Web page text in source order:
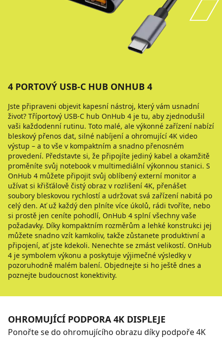
4 PORTOVÝ USB-C HUB ONHUB 4
Jste připraveni objevit kapesní nástroj, který vám usnadní
život? Tříportový USB-C hub OnHub 4 je tu, aby zjednodušil
vaši každodenní rutinu. Toto malé, ale výkonné zařízení nabízí
bleskový přenos dat, silné nabíjení a ohromující 4K video
výstup – a to vše v kompaktním a snadno přenosném
provedení. Představte si, že připojíte jediný kabel a okamžitě
proměníte svůj notebook v multimediální výkonnou stanici. S
OnHub 4 můžete připojit svůj oblíbený externí monitor a
užívat si křišťálově čistý obraz v rozlišení 4K, přenášet
soubory bleskovou rychlostí a udržovat svá zařízení nabitá po
celý den. Ať už každý den plníte více úkolů, rádi tvoříte, nebo
si prostě jen ceníte pohodlí, OnHub 4 splní všechny vaše
požadavky. Díky kompaktním rozměrům a lehké konstrukci jej
můžete snadno vzít kamkoliv, takže zůstanete produktivní a
připojení, ať jste kdekoli. Nenechte se zmást velikostí. OnHub
4 je symbolem výkonu a poskytuje výjimečné výsledky v
pozoruhodně malém balení. Objednejte si ho ještě dnes a
poznejte budoucnost konektivity.
OHROMUJÍCÍ PODPORA 4K DISPLEJE
Ponořte se do ohromujícího obrazu díky podpoře 4K